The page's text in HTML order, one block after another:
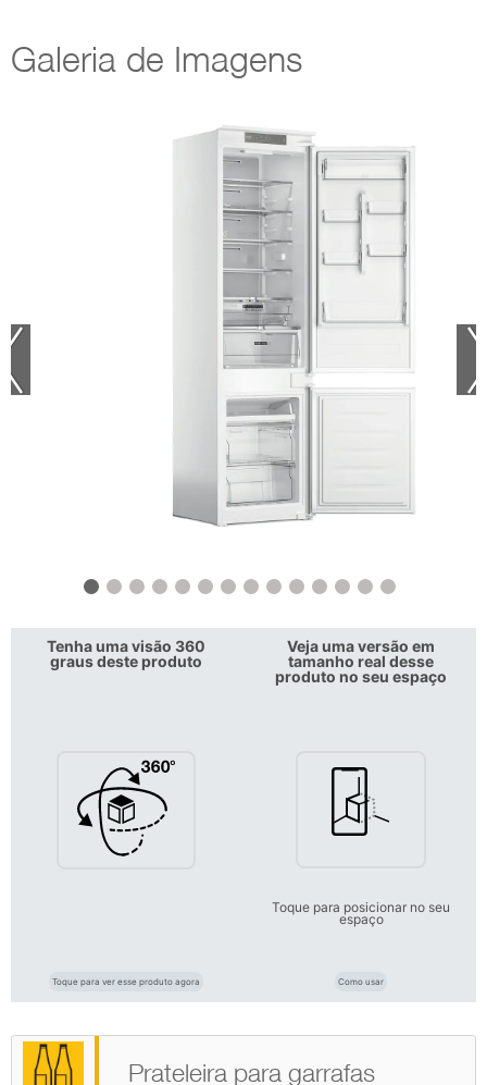
Galeria de Imagens
Tenha uma visão 360
graus deste produto
Toque para ver esse produto agora
Veja uma versão em
tamanho real desse
produto no seu espaço
Toque para posicionar no seu
espaço
Como usar
Prateleira para garrafas